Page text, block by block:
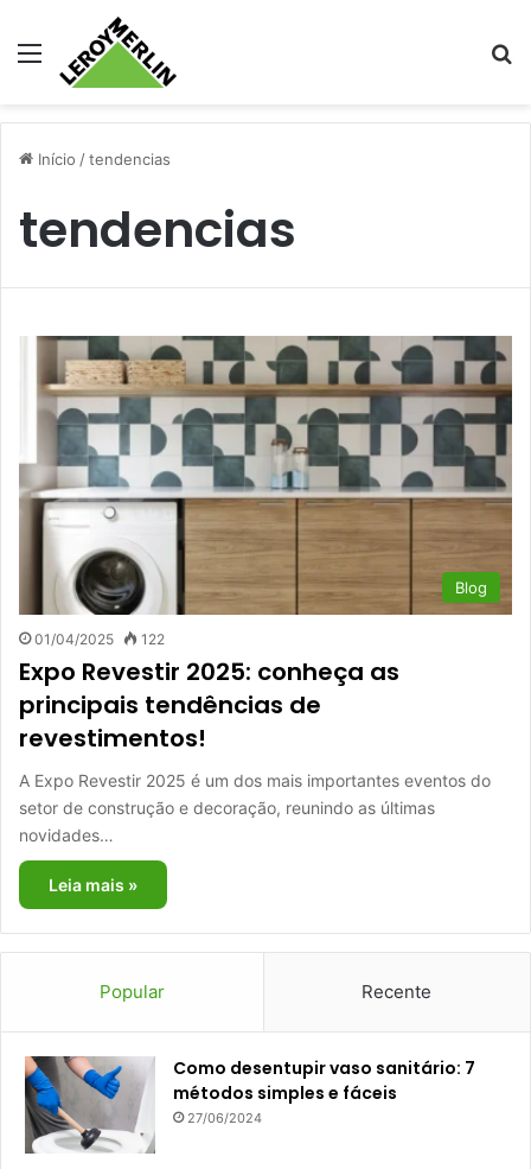
Menu
Início /tendencias
tendencias
Blog
01/04/2025 122
Expo Revestir 2025: conheça as
principais tendências de
revestimentos!
A Expo Revestir 2025 é um dos mais importantes eventos do
setor de construção e decoração, reunindo as últimas
novidades…
Leia mais »
Popular Recente
Como desentupir vaso sanitário: 7
métodos simples e fáceis
27/06/2024